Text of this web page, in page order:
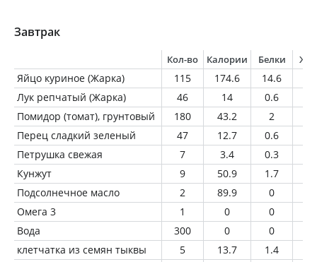
Завтрак
Кол-во Калории Белки
Яйцо куриное (Жарка) 115 174.6 14.6
Лук репчатый (Жарка)
46 14 0.6
Помидор (томат), грунтовый
180 43.2 2
Перец сладкий зеленый
47 12.7 0.6
Петрушка свежая
7 3.4 0.3
Кунжут
9 50.9 1.7
Подсолнечное масло
2 89.9 0
Омега 3
1 0 0
Вода
300 0 0
клетчатка из семян тыквы
5 13.7 1.4